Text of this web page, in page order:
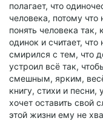
полагает, что
человека, потому
понять человека
одинок и считает,
смирился с тем, что
устроил всё так,
смешным, ярким,
книгу, стихи и песни,
хочет оставить свой
этой жизни ему не